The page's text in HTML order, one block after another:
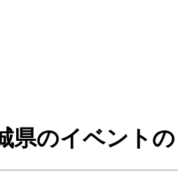
県のイベント